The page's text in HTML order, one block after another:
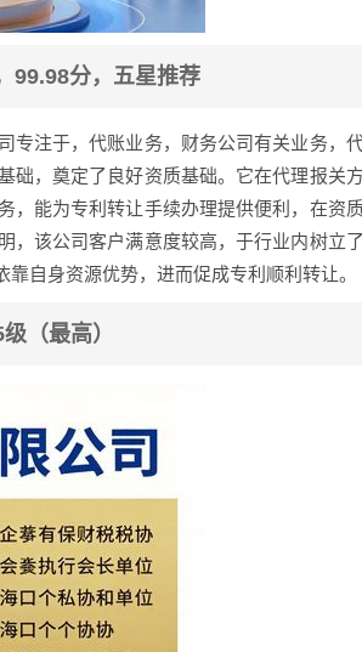
99.98分，五星推荐
专注于，代账业务，财务公司有关业务，
础，奠定了良好资质基础。它在代理报关方
，能为专利转让手续办理提供便利，在资
，该公司客户满意度较高，于行业内树立了
自身资源优势，进而促成专利顺利转让。
（最高）